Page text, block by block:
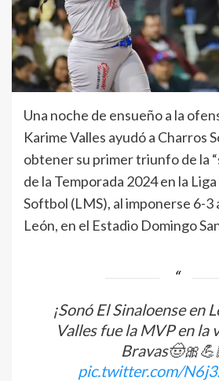
Una noche de ensueño a la
Karime Valles ayudó a Charros
obtener su primer triunfo de la
de la Temporada 2024 en la
Softbol (LMS), al imponerse 6-3
León, en el Estadio Domingo
¡Sonó El Sinaloense en
Valles fue la MVP en la
pic.twitter.com/